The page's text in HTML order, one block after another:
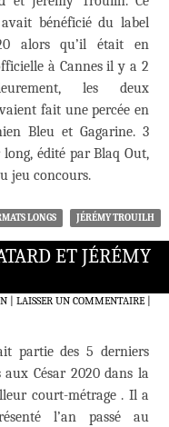
bénéficié du label
alors qu’il était en
à Cannes il y a 2
les deux
fait une percée en
Bleu et Gagarine. 3
édité par Blaq Out,
jeu concours.
LONGS JÉRÉMY TROUILH
ET JÉRÉMY
LAISSER UN COMMENTAIRE|
partie des 5 derniers
César 2020 dans la
court-métrage . Il a
l’an passé au